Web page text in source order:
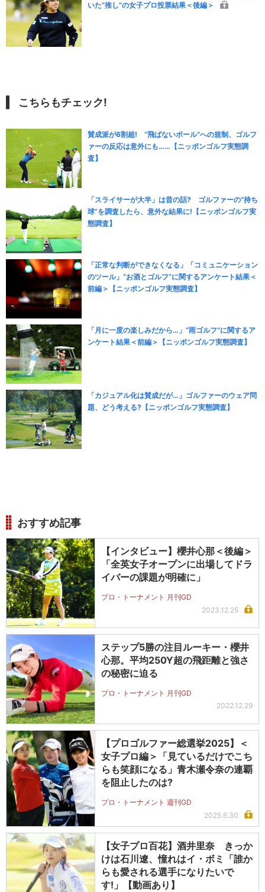
いた“推し”の女子プロ投票結果＜後編＞
こちらもチェック!
賛成派が6割超! “飛ばないボール”への規制、ゴルフ
ァーの反応は意外にも……【ニッポンゴルフ実態調
査】
「スライサーが大半」は昔の話? ゴルファーの“持ち
球”を調査したら、意外な結果に!【ニッポンゴルフ実
態調査】
「正常な判断ができなくなる」「コミュニケーション
のツール」“お酒とゴルフ”に関するアンケート結果＜
前編＞【ニッポンゴルフ実態調査】
「月に一度の楽しみだから…」“雨ゴルフ”に関するア
ンケート結果＜前編＞【ニッポンゴルフ実態調査】
「カジュアル化は賛成だが…」ゴルファーのウェア問
題、どう考える?【ニッポンゴルフ実態調査】
おすすめ記事
【インタビュー】櫻井心那＜後編＞
「全英女子オープンに出場してドラ
イバーの課題が明確に」
プロ・トーナメント 月刊GD
2023.12.25
ステップ5勝の注目ルーキー・櫻井
心那。平均250Y超の飛距離と強さ
の秘密に迫る
プロ・トーナメント 月刊GD
2022.12.29
【プロゴルファー総選挙2025】＜
女子プロ編＞「見ているだけでこち
らも笑顔になる」青木瀬令奈の連覇
を阻止したのは?
プロ・トーナメント 週刊GD
2025.6.30
【女子プロ百花】酒井里奈 きっか
けは石川遼、憧れはイ・ボミ「誰か
らも愛される選手になりたいで
す!」【動画あり】